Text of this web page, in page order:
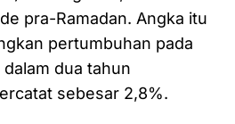
pra-Ramadan. Angka itu
pertumbuhan pada
dua tahun
sebesar 2,8%.